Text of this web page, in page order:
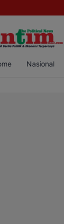
Diamankan
Nasional